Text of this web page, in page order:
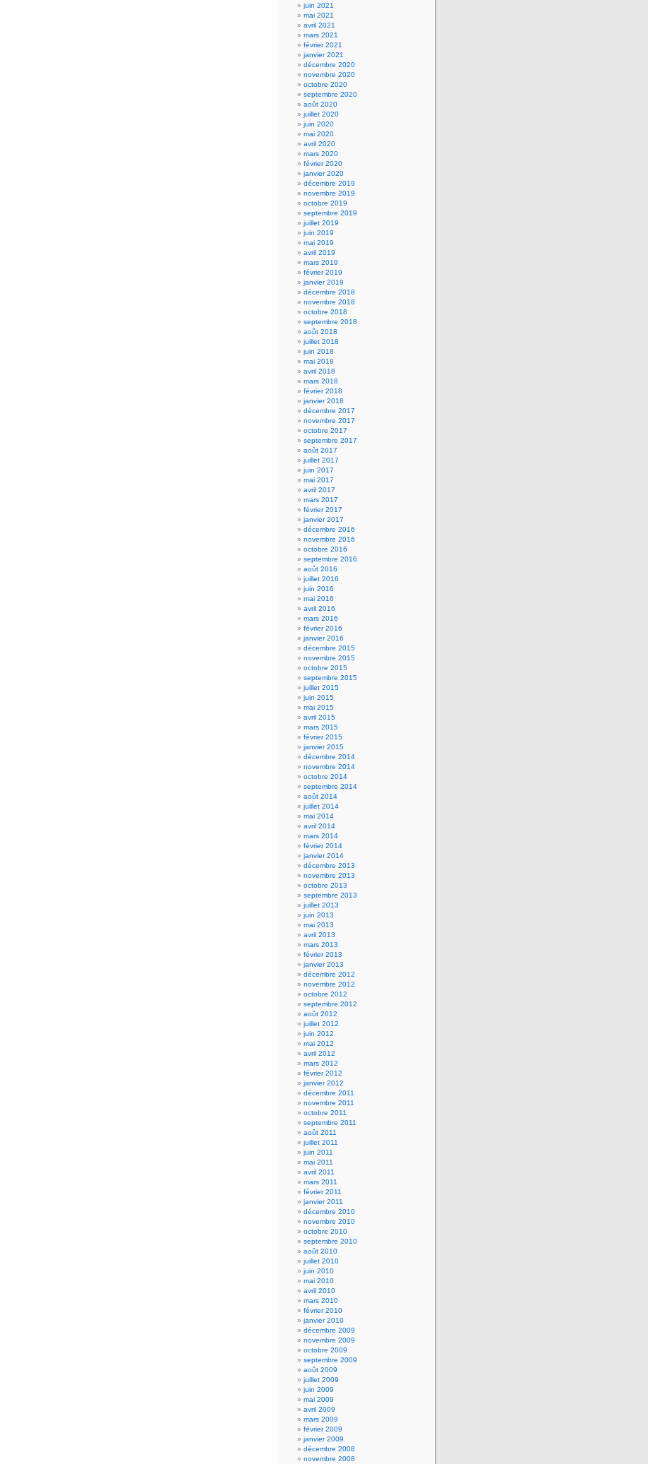
juin 2021
mai 2021
avril 2021
mars 2021
février 2021
janvier 2021
décembre 2020
novembre 2020
octobre 2020
septembre 2020
août 2020
juillet 2020
juin 2020
mai 2020
avril 2020
mars 2020
février 2020
janvier 2020
décembre 2019
novembre 2019
octobre 2019
septembre 2019
juillet 2019
juin 2019
mai 2019
avril 2019
mars 2019
février 2019
janvier 2019
décembre 2018
novembre 2018
octobre 2018
septembre 2018
août 2018
juillet 2018
juin 2018
mai 2018
avril 2018
mars 2018
février 2018
janvier 2018
décembre 2017
novembre 2017
octobre 2017
septembre 2017
août 2017
juillet 2017
juin 2017
mai 2017
avril 2017
mars 2017
février 2017
janvier 2017
décembre 2016
novembre 2016
octobre 2016
septembre 2016
août 2016
juillet 2016
juin 2016
mai 2016
avril 2016
mars 2016
février 2016
janvier 2016
décembre 2015
novembre 2015
octobre 2015
septembre 2015
juillet 2015
juin 2015
mai 2015
avril 2015
mars 2015
février 2015
janvier 2015
décembre 2014
novembre 2014
octobre 2014
septembre 2014
août 2014
juillet 2014
mai 2014
avril 2014
mars 2014
février 2014
janvier 2014
décembre 2013
novembre 2013
octobre 2013
septembre 2013
juillet 2013
juin 2013
mai 2013
avril 2013
mars 2013
février 2013
janvier 2013
décembre 2012
novembre 2012
octobre 2012
septembre 2012
août 2012
juillet 2012
juin 2012
mai 2012
avril 2012
mars 2012
février 2012
janvier 2012
décembre 2011
novembre 2011
octobre 2011
septembre 2011
août 2011
juillet 2011
juin 2011
mai 2011
avril 2011
mars 2011
février 2011
janvier 2011
décembre 2010
novembre 2010
octobre 2010
septembre 2010
août 2010
juillet 2010
juin 2010
mai 2010
avril 2010
mars 2010
février 2010
janvier 2010
décembre 2009
novembre 2009
octobre 2009
septembre 2009
août 2009
juillet 2009
juin 2009
mai 2009
avril 2009
mars 2009
février 2009
janvier 2009
décembre 2008
novembre 2008